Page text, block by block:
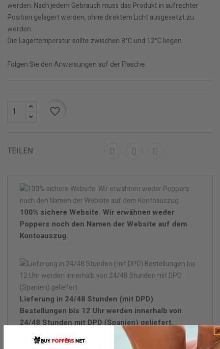
werden. Nach jedem Gebrauch muss das Produkt in aufrechter
Position gelagert werden, ohne direktem Licht ausgesetzt zu
werden.
Die Lagertemperatur sollte zwischen 8°C und 12°C liegen.
Folgen Sie den Anweisungen auf der Flasche.
favorite_border
TEILEN
100% sichere Website. Wir erwähnen weder
Poppers noch den Namen der Website auf dem
Kontoauszug.
Lieferung in 24/48 Stunden (mit DPD)
Bestellungen bis 12 Uhr werden innerhalb von
24/48 Stunden mit DPD (Spanien) geliefert.